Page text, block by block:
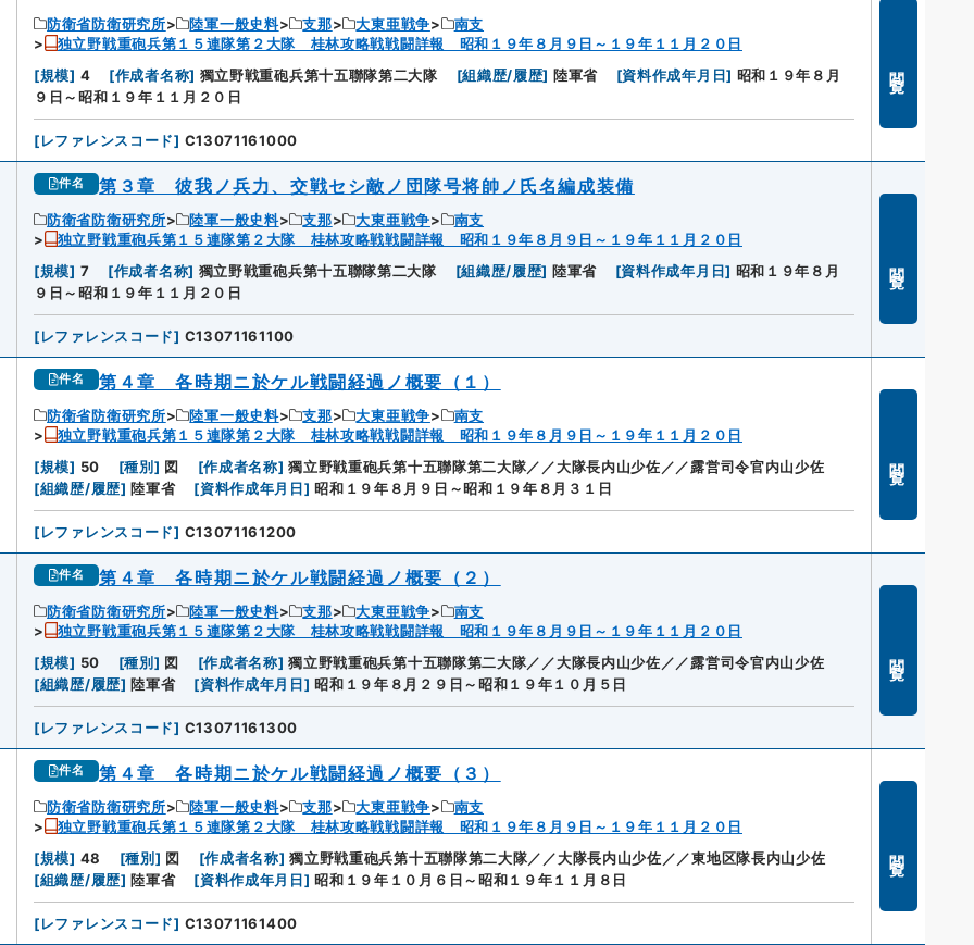
防衛省防衛研究所 陸軍一般史料 支那 大東亜戦争
南支
独立野戦重砲兵第１５連隊第２大隊 桂林攻略戦戦闘詳報 昭和１９年８月９日～１９年１１月２０日
[規模] 4 [作成者名称] 獨立野戦重砲兵第十五聯隊第二大隊 [組織歴/履歴] 陸軍省 [資料作成年月日] 昭和１９年８月
９日～昭和１９年１１月２０日
[レファレンスコード] C13071161000
件名 第３章 彼我ノ兵力、交戦セシ敵ノ団隊号将帥ノ氏名編成装備
防衛省防衛研究所 陸軍一般史料 支那 大東亜戦争
南支
独立野戦重砲兵第１５連隊第２大隊 桂林攻略戦戦闘詳報 昭和１９年８月９日～１９年１１月２０日
[規模] 7 [作成者名称] 獨立野戦重砲兵第十五聯隊第二大隊 [組織歴/履歴] 陸軍省 [資料作成年月日] 昭和１９年８月
９日～昭和１９年１１月２０日
[レファレンスコード] C13071161100
件名 第４章 各時期ニ於ケル戦闘経過ノ概要（１）
防衛省防衛研究所 陸軍一般史料 支那 大東亜戦争
南支
独立野戦重砲兵第１５連隊第２大隊 桂林攻略戦戦闘詳報 昭和１９年８月９日～１９年１１月２０日
[規模] 50 [種別] 図 [作成者名称] 獨立野戦重砲兵第十五聯隊第二大隊／／大隊長内山少佐／／露営司令官内山少佐
[組織歴/履歴] 陸軍省 [資料作成年月日] 昭和１９年８月９日～昭和１９年８月３１日
[レファレンスコード] C13071161200
件名 第４章 各時期ニ於ケル戦闘経過ノ概要（２）
防衛省防衛研究所 陸軍一般史料 支那 大東亜戦争
南支
独立野戦重砲兵第１５連隊第２大隊 桂林攻略戦戦闘詳報 昭和１９年８月９日～１９年１１月２０日
[規模] 50 [種別] 図 [作成者名称] 獨立野戦重砲兵第十五聯隊第二大隊／／大隊長内山少佐／／露営司令官内山少佐
[組織歴/履歴] 陸軍省 [資料作成年月日] 昭和１９年８月２９日～昭和１９年１０月５日
[レファレンスコード] C13071161300
件名 第４章 各時期ニ於ケル戦闘経過ノ概要（３）
防衛省防衛研究所 陸軍一般史料 支那 大東亜戦争
南支
独立野戦重砲兵第１５連隊第２大隊 桂林攻略戦戦闘詳報 昭和１９年８月９日～１９年１１月２０日
[規模] 48 [種別] 図 [作成者名称] 獨立野戦重砲兵第十五聯隊第二大隊／／大隊長内山少佐／／東地区隊長内山少佐
[組織歴/履歴] 陸軍省 [資料作成年月日] 昭和１９年１０月６日～昭和１９年１１月８日
[レファレンスコード] C13071161400